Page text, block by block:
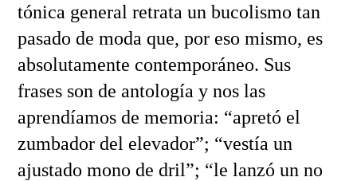
tónica general retrata un bucolismo tan
pasado de moda que, por eso mismo, es
absolutamente contemporáneo. Sus
frases son de antología y nos las
aprendíamos de memoria: “apretó el
zumbador del elevador”; “vestía un
ajustado mono de dril”; “le lanzó un no